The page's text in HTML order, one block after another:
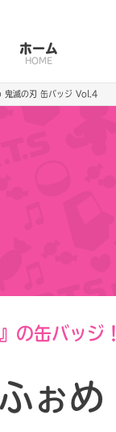
ホーム
HOME
鬼滅の刃 缶バッジ Vol.4
の缶バッジ！
ぉめ